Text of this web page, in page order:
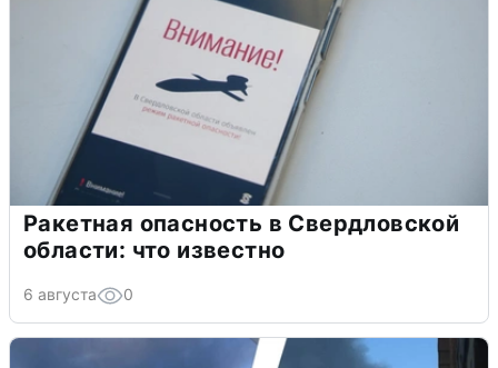
Ракетная опасность в Свердловской
области: что известно
6 августа 0